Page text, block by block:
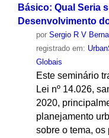
Básico: Qual Seria
Desenvolvimento
por Sergio R V
registrado em:
Globais
Este seminário
Lei nº 14.026,
2020,
planejamento
sobre o tema,